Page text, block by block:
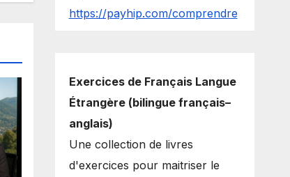
https://payhip.com/comprendre
Exercices de Français Langue
Étrangère (bilingue français–
anglais)
Une collection de livres
d'exercices pour maitriser le